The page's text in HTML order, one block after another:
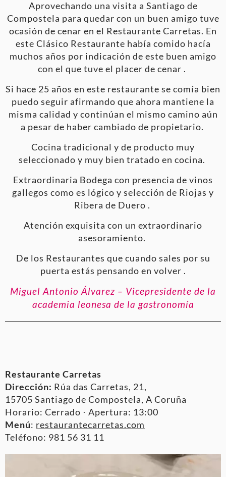
Aprovechando una visita a Santiago de
Compostela para quedar con un buen amigo tuve
ocasión de cenar en el Restaurante Carretas. En
este Clásico Restaurante había comido hacía
muchos años por indicación de este buen amigo
con el que tuve el placer de cenar .
Si hace 25 años en este restaurante se comía bien
puedo seguir afirmando que ahora mantiene la
misma calidad y continúan el mismo camino aún
a pesar de haber cambiado de propietario.
Cocina tradicional y de producto muy
seleccionado y muy bien tratado en cocina.
Extraordinaria Bodega con presencia de vinos
gallegos como es lógico y selección de Riojas y
Ribera de Duero .
Atención exquisita con un extraordinario
asesoramiento.
De los Restaurantes que cuando sales por su
puerta estás pensando en volver .
Miguel Antonio Álvarez – Vicepresidente de la
academia leonesa de la gastronomía
Restaurante Carretas
Dirección: Rúa das Carretas, 21,
15705 Santiago de Compostela, A Coruña
Horario: Cerrado ⋅ Apertura: 13:00
Menú: restaurantecarretas.com
Teléfono: 981 56 31 11